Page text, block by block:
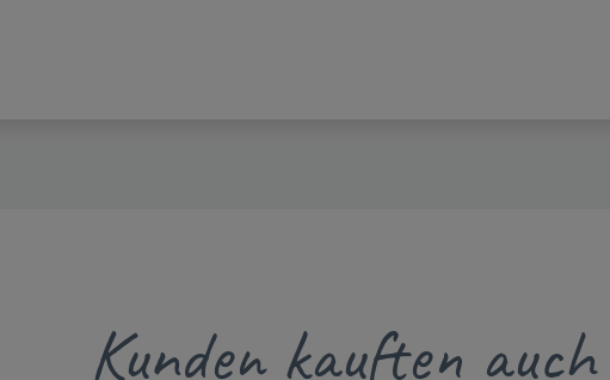
Kunden kauften auch